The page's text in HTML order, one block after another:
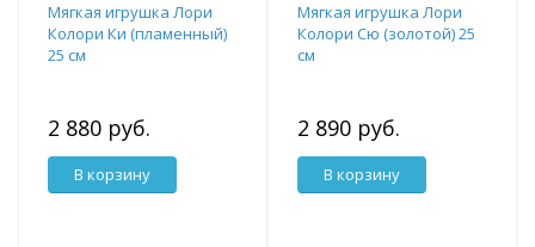
Мягкая игрушка Лори
Колори Ки (пламенный)
25 см
2 880 руб.
В корзину
Мягкая игрушка Лори
Колори Сю (золотой) 25
см
2 890 руб.
В корзину